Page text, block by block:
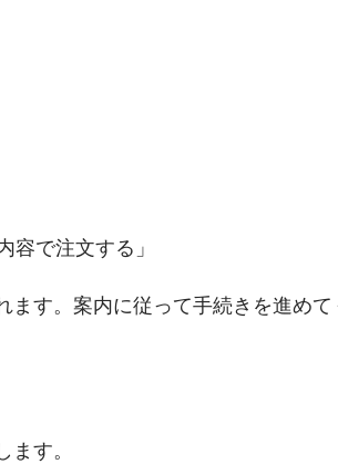
容で注文する」
す。案内に従って手続きを進めて
ます。